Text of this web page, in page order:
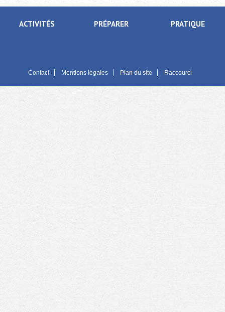
ACTIVITÉS PRÉPARER PRATIQUE
Contact Mentions légales Plan du site Raccourci